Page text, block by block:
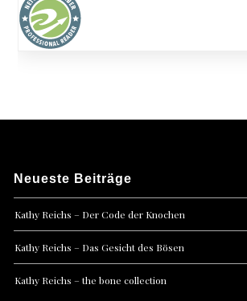
Neueste Beiträge
Kathy Reichs – Der Code der Knochen
Kathy Reichs – Das Gesicht des Bösen
Kathy Reichs – the bone collection